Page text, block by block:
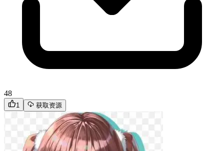
48
1 获取资源